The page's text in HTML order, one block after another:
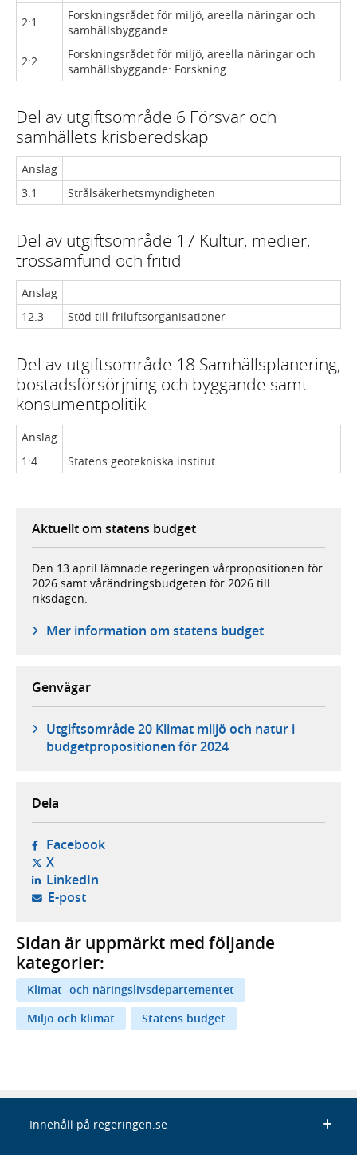
2:1
Forskningsrådet för miljö, areella näringar och
samhällsbyggande
2:2
Forskningsrådet för miljö, areella näringar och
samhällsbyggande: Forskning
Del av utgiftsområde 6 Försvar och
samhällets krisberedskap
Anslag
3:1
Strålsäkerhetsmyndigheten
Del av utgiftsområde 17 Kultur, medier,
trossamfund och fritid
Anslag
12.3
Stöd till friluftsorganisationer
Del av utgiftsområde 18 Samhällsplanering,
bostadsförsörjning och byggande samt
konsumentpolitik
Anslag
1:4
Statens geotekniska institut
Aktuellt om statens budget
Den 13 april lämnade regeringen vårpropositionen för
2026 samt vårändringsbudgeten för 2026 till
riksdagen.
Mer information om statens budget
Genvägar
Utgiftsområde 20 Klimat miljö och natur i
budgetpropositionen för 2024
Dela
Facebook- öppnas i ny flik, extern webbplats,
X- öppnas i ny flik, extern webbplats,
LinkedIn- öppnas i ny flik, extern webbplats,
E-post- öppnar din e-postklient,
Sidan är uppmärkt med följande
kategorier:
Klimat- och näringslivsdepartementet
Miljö och klimat
Statens budget
Innehåll på regeringen.se